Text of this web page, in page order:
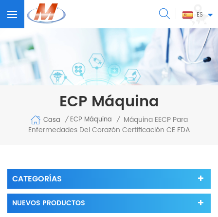
ES
ECP Máquina
Casa / ECP Máquina / Máquina EECP Para
Enfermedades Del Corazón Certificación CE FDA
CATEGORÍAS
NUEVOS PRODUCTOS